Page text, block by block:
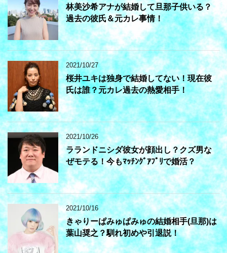
林美沙希アナが結婚して旦那子供いる？
過去の彼氏＆元カレ事情！
2021/10/27
桜井ユキは独身で結婚してない！現在彼
氏は誰？元カレ過去の熱愛相手！
2021/10/26
ラランドニシダ彼女が顔出し？クズ男な
ぜモテる！今もﾏｯﾁﾝｸﾞｱﾌﾟﾘで婚活？
2021/10/16
きゃりーぱみゅぱみゅの結婚相手(旦那)は
葉山奨之？馴れ初めや引退説！